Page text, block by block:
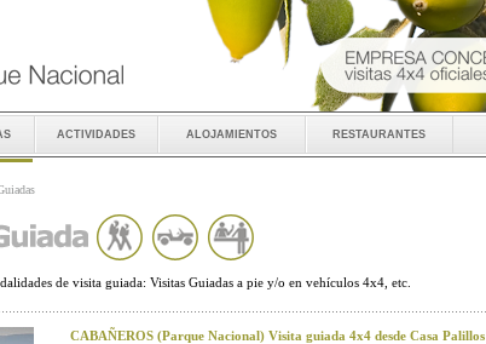
actividades alojamientos restaurantes
de visita guiada: Visitas Guiadas a pie y/o en vehículos 4x4, etc.
CABAÑEROS (Parque Nacional) Visita guiada 4x4 desde Casa Palillos